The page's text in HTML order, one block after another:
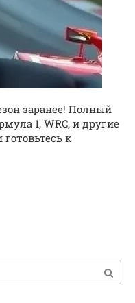
заранее! Полный
1, WRC, и другие
к